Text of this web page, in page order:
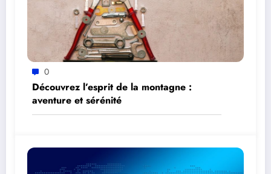
0
Découvrez l’esprit de la montagne :
aventure et sérénité